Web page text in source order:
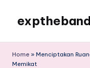
content
Home » Menciptakan
Memikat